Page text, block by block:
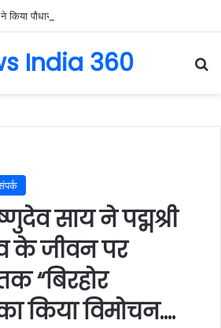
India 360
साय ने पद्मश्री
के जीवन पर
“बिरहोर
किया विमोचन….